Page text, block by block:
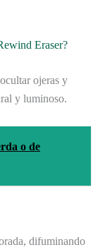
Eraser?
ojeras y
y luminoso.
o de
difuminando